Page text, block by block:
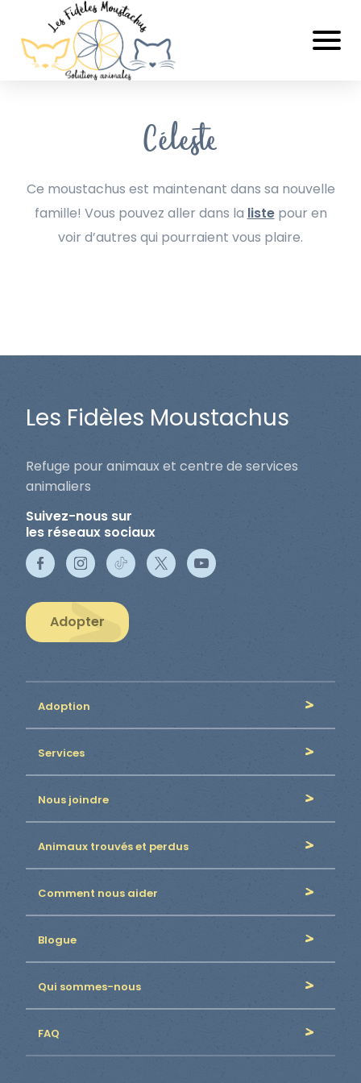
Céleste
Ce moustachus est maintenant dans sa nouvelle
famille! Vous pouvez aller dans la listepour en
voir d’autres qui pourraient vous plaire.
Les Fidèles Moustachus
Refuge pour animaux et centre de services
animaliers
Suivez-nous sur
les réseaux sociaux
Adopter
Adoption
Services
Nous joindre
Animaux trouvés et perdus
Comment nous aider
Blogue
Qui sommes-nous
FAQ